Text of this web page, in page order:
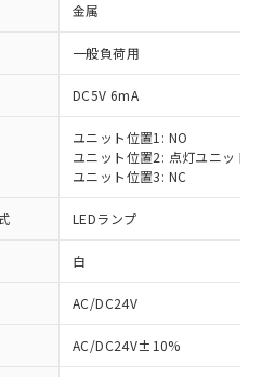
金属
一般負荷用
DC5V 6mA
ユニット位置1: NO
ユニット位置2: 点灯ユニット
ユニット位置3: NC
LEDランプ
白
AC/DC24V
AC/DC24V±10%